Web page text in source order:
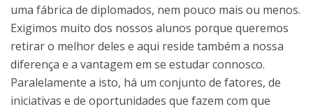
uma fábrica de diplomados, nem pouco mais ou menos.
Exigimos muito dos nossos alunos porque queremos
retirar o melhor deles e aqui reside também a nossa
diferença e a vantagem em se estudar connosco.
Paralelamente a isto, há um conjunto de fatores, de
iniciativas e de oportunidades que fazem com que